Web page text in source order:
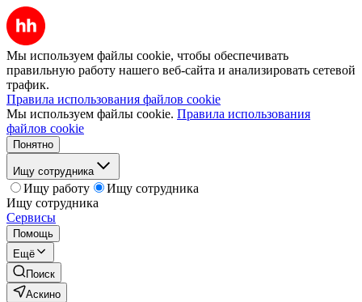
Мы используем файлы cookie, чтобы обеспечивать
правильную работу нашего веб-сайта и анализировать сетевой
трафик.
Правила использования файлов cookie
Мы используем файлы cookie. Правила использования
файлов cookie
Понятно
Ищу сотрудника
Ищу работу
Ищу сотрудника
Ищу сотрудника
Сервисы
Помощь
Ещё
Поиск
Аскино